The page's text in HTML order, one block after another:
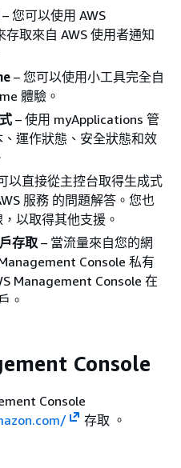
– 您可以使用 AWS
取來自 AWS 使用者通知
– 您可以使用小工具完全自
體驗。
– 使用 myApplications 管
運作狀態、安全狀態和效
以直接從主控台取得生成式
服務 的問題解答。您也
以取得其他支援。
存取 – 當流量來自您的網
Console 私有
Management Console 在
。
Console
Console
存取 。